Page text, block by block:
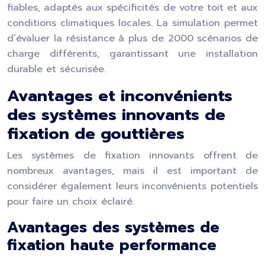
fiables, adaptés aux spécificités de votre toit et aux
conditions climatiques locales. La simulation permet
d’évaluer la résistance à plus de 2000 scénarios de
charge différents, garantissant une installation
durable et sécurisée.
Avantages et inconvénients
des systèmes innovants de
fixation de gouttières
Les systèmes de fixation innovants offrent de
nombreux avantages, mais il est important de
considérer également leurs inconvénients potentiels
pour faire un choix éclairé.
Avantages des systèmes de
fixation haute performance